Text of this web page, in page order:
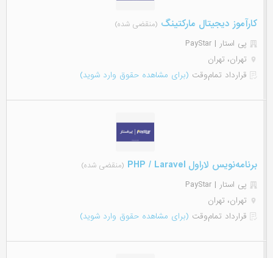
کارآموز دیجیتال مارکتینگ (منقضی شده)
پی استار | PayStar
تهران، تهران
قرارداد تمام‌وقت (برای مشاهده حقوق وارد شوید)
برنامه‌نویس لاراول PHP / Laravel (منقضی شده)
پی استار | PayStar
تهران، تهران
قرارداد تمام‌وقت (برای مشاهده حقوق وارد شوید)